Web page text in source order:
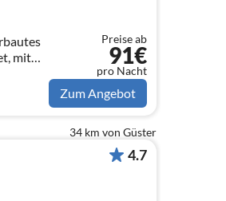
mit
Preise ab
91€
pro Nacht
Zum Angebot
34 km von Güster
4.7